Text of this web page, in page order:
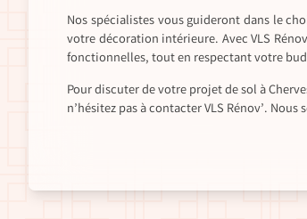
Nos spécialistes vous guideront dans le
votre décoration intérieure. Avec VLS
fonctionnelles, tout en respectant votre
Pour discuter de votre projet de sol à
n’hésitez pas à contacter VLS Rénov’.